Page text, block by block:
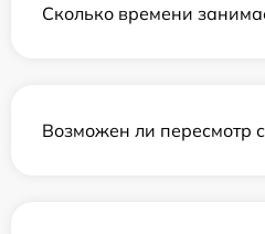
Сколько времени
Возможен ли пересмотр